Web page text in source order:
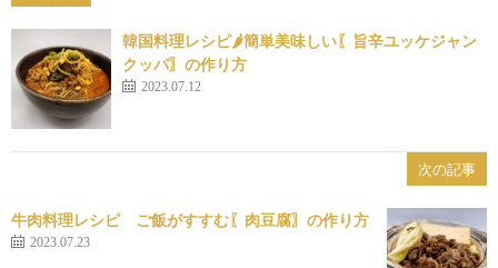
韓国料理レシピ🌶簡単美味しい〖旨辛ユッケジャン
クッパ〗の作り方
2023.07.12
次の記事
牛肉料理レシピ ご飯がすすむ〖肉豆腐〗の作り方
2023.07.23